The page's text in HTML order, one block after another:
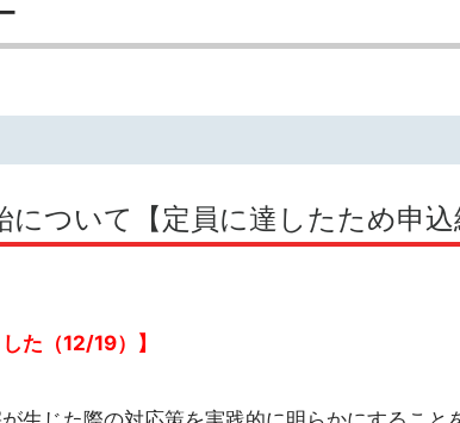
ついて【定員に達したため申込
た（12/19）】